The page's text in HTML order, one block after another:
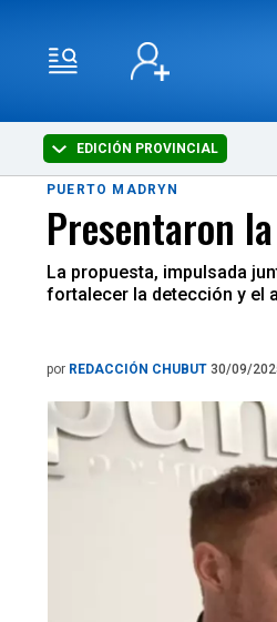
EDICIÓN PROVINCIAL
PUERTO MADRYN
Presentaron
La propuesta, impulsada
fortalecer la detección y el
por REDACCIÓN CHUBUT 30/09/